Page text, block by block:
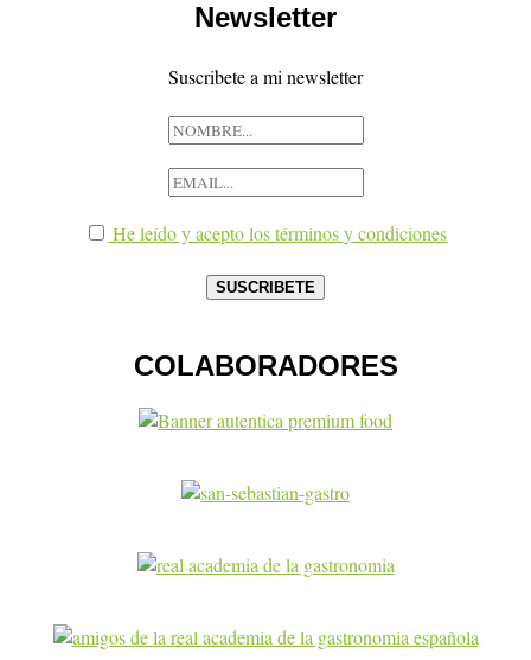
Newsletter
Suscribete a mi newsletter
He leído y acepto los términos y condiciones
COLABORADORES